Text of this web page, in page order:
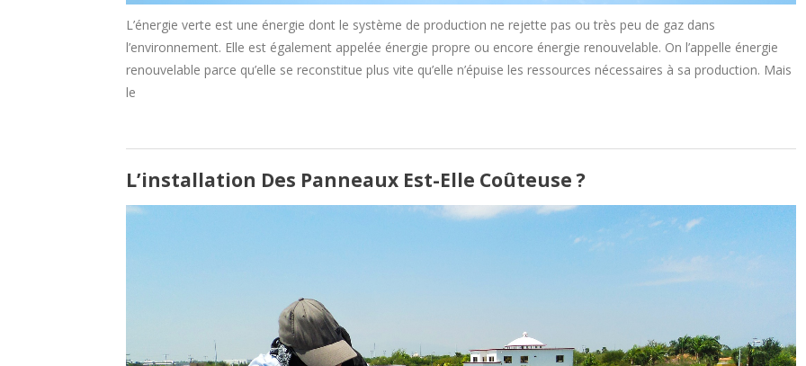
L’énergie verte est une énergie dont le système de production ne rejette pas ou très peu de gaz dans
l’environnement. Elle est également appelée énergie propre ou encore énergie renouvelable. On l’appelle énergie
renouvelable parce qu’elle se reconstitue plus vite qu’elle n’épuise les ressources nécessaires à sa production. Mais
le
L’installation Des Panneaux Est-Elle Coûteuse ?